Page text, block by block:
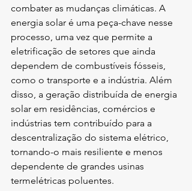
combater as mudanças climáticas. A
energia solar é uma peça-chave nesse
processo, uma vez que permite a
eletrificação de setores que ainda
dependem de combustíveis fósseis,
como o transporte e a indústria. Além
disso, a geração distribuída de energia
solar em residências, comércios e
indústrias tem contribuído para a
descentralização do sistema elétrico,
tornando-o mais resiliente e menos
dependente de grandes usinas
termelétricas poluentes.